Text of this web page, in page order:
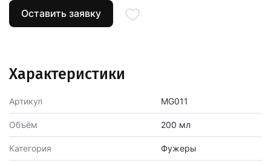
Оставить заявку
Характеристики
Артикул MG011
Объём 200 мл
Категория Фужеры